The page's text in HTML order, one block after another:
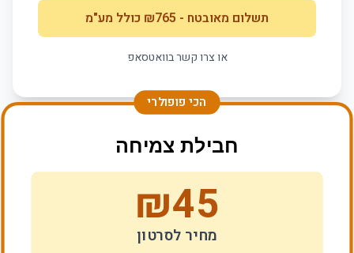
תשלום מאובטח - ₪
765 כולל מע"מ
או צרו קשר בוואטסאפ
הכי פופולרי
חבילת צמיחה
₪45
מחיר לסרטון